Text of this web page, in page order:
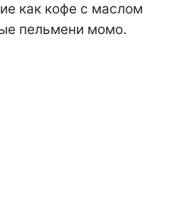
как кофе с маслом
пельмени момо.